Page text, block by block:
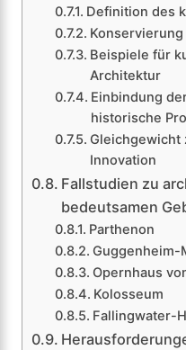
Definition des
Beispiele für
Architektur
Einbindung
historische
Gleichgewicht
Innovation
Fallstudien zu
bedeutsamen
Parthenon
Guggenheim-
Opernhaus
Kolosseum
Fallingwater-